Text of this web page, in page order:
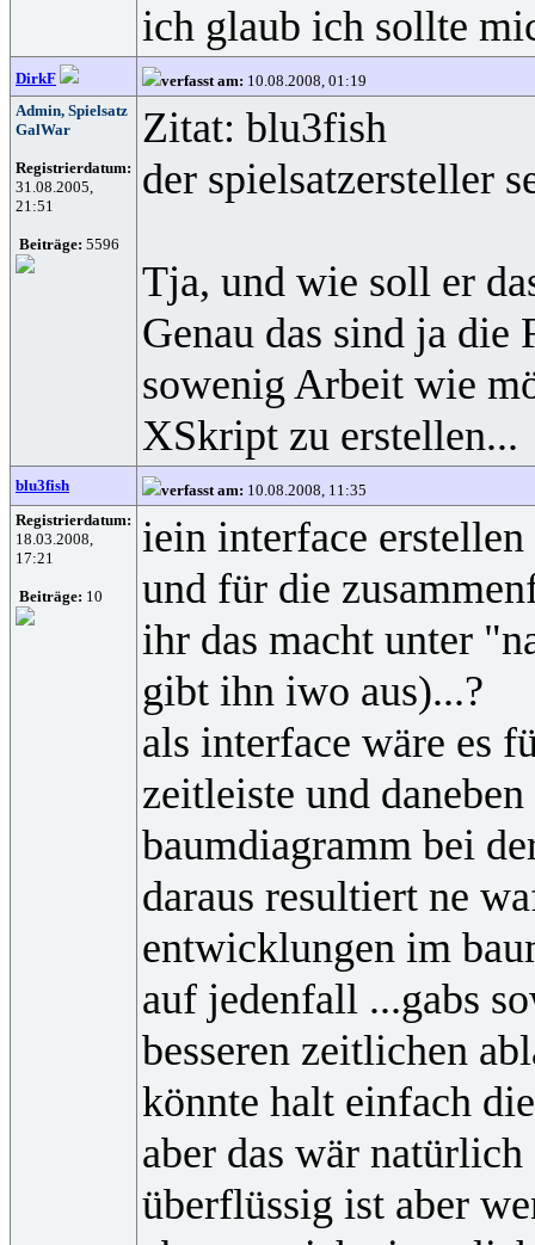
ich glaub ich sollte
DirkF verfasst am: 10.08.2008, 01:19
Admin, Spielsatz
GalWar
Registrierdatum:
31.08.2005,
21:51
Beiträge: 5596
Zitat: blu3fish
der spielsatzersteller
Tja, und wie soll er
Genau das sind ja die
sowenig Arbeit wie
XSkript zu erstellen...
blu3fish verfasst am: 10.08.2008, 11:35
Registrierdatum:
18.03.2008,
17:21
Beiträge: 10
iein interface erstellen
und für die
ihr das macht unter
gibt ihn iwo aus)...?
als interface wäre es
zeitleiste und
baumdiagramm bei
daraus resultiert ne
entwicklungen im
auf jedenfall ...gabs
besseren zeitlichen
könnte halt einfach
aber das wär
überflüssig ist aber